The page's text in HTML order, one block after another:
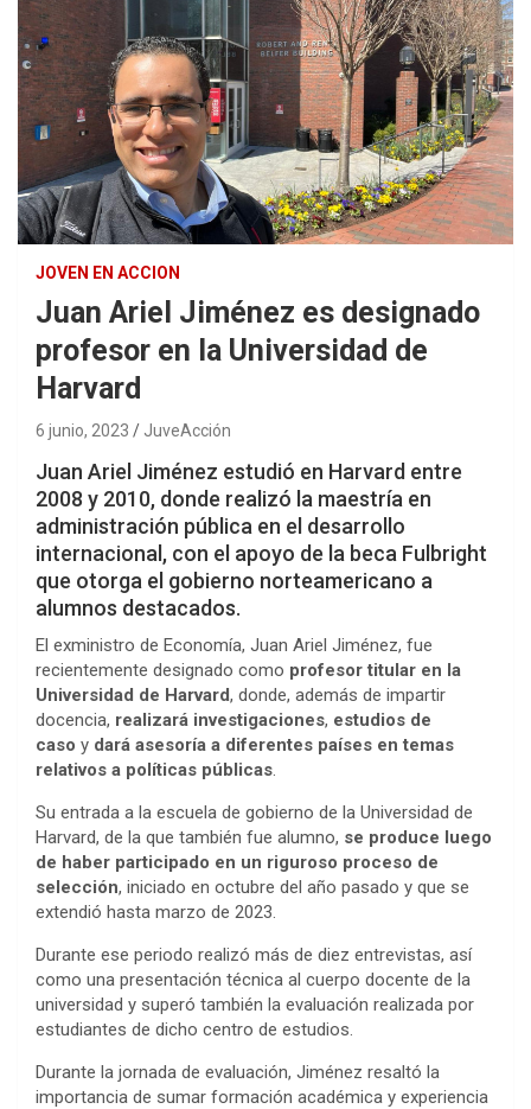
JOVEN EN ACCION
Juan Ariel Jiménez es designado
profesor en la Universidad de
Harvard
6 junio, 2023 JuveAcción
Juan Ariel Jiménez estudió en Harvard entre
2008 y 2010, donde realizó la maestría en
administración pública en el desarrollo
internacional, con el apoyo de la beca Fulbright
que otorga el gobierno norteamericano a
alumnos destacados.
El exministro de Economía, Juan Ariel Jiménez, fue
recientemente designado como profesor titular en la
Universidad de Harvard, donde, además de impartir
docencia, realizará investigaciones, estudios de
caso y dará asesoría a diferentes países en temas
relativos a políticas públicas
Su entrada a la escuela de gobierno de la Universidad de
Harvard, de la que también fue alumno, se produce luego
de haber participado en un riguroso proceso de
selección, iniciado en octubre del año pasado y que se
extendió hasta marzo de 2023.
Durante ese periodo realizó más de diez entrevistas, así
como una presentación técnica al cuerpo docente de la
universidad y superó también la evaluación realizada por
estudiantes de dicho centro de estudios.
Durante la jornada de evaluación, Jiménez resaltó la
importancia de sumar formación académica y experiencia